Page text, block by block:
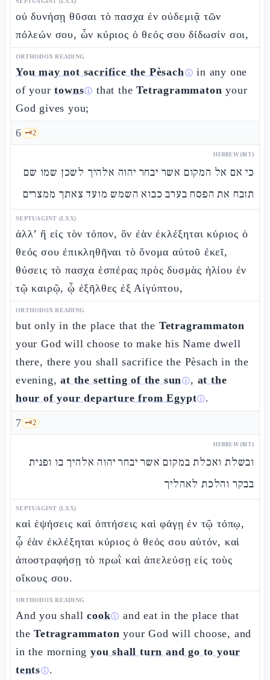
οὐ δυνήσῃ θῦσαι τὸ πασχα ἐν οὐδεμιᾷ τῶν
πόλεών σου, ὧν κύριος ὁ θεός σου δίδωσίν σοι,
ORTHODOX READING
You may not sacrifice the Pèsachⓘ in any one
of yourtownsⓘ that theTetragrammaton your
God gives you;
6 🗝️2
HEBREW (MT)
כי אם אל המקום אשר יבחר יהוה אלהיך לשכן שמו שם
תזבח את הפסח בערב כבוא השמש מועד צאתך ממצרים
SEPTUAGINT (LXX)
ἀλλ’ ἢ εἰς τὸν τόπον, ὃν ἐὰν ἐκλέξηται κύριος ὁ
θεός σου ἐπικληθῆναι τὸ ὄνομα αὐτοῦ ἐκεῖ,
θύσεις τὸ πασχα ἑσπέρας πρὸς δυσμὰς ἡλίου ἐν
τῷ καιρῷ, ᾧ ἐξῆλθες ἐξ Αἰγύπτου,
ORTHODOX READING
but only in the place that the Tetragrammaton
your God will choose to make his Name dwell
there, there you shall sacrifice the Pèsach in the
evening,at the setting of the sunⓘ, at the
hour of your departure from Egyptⓘ.
7 🗝️2
HEBREW (MT)
ובשלת ואכלת במקום אשר יבחר יהוה אלהיך בו ופנית
בבקר והלכת לאהליך
SEPTUAGINT (LXX)
καὶ ἑψήσεις καὶ ὀπτήσεις καὶ φάγῃ ἐν τῷ τόπῳ,
ᾧ ἐὰν ἐκλέξηται κύριος ὁ θεός σου αὐτόν, καὶ
ἀποστραφήσῃ τὸ πρωῒ καὶ ἀπελεύσῃ εἰς τοὺς
οἴκους σου.
ORTHODOX READING
And you shallcookⓘ and eat in the place that
theTetragrammaton your God will choose, and
in the morningyou shall turn and go to your
tentsⓘ.